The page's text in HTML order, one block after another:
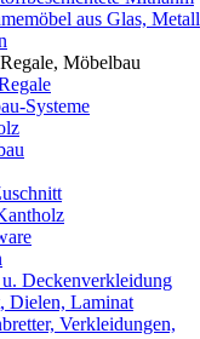
aus Glas, Metall
Möbelbau
Systeme
Deckenverkleidung
Dielen, Laminat
Verkleidungen,